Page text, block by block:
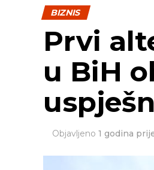
–Očekujem da
na Odjeljenje
BIZNIS
Prvi
u BiH
Objavljeno 1 godina